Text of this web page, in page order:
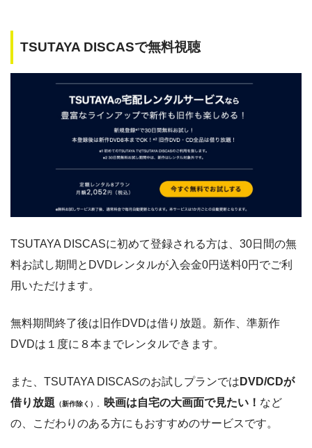
TSUTAYA DISCASで無料視聴
TSUTAYA DISCASに初めて登録される方は、30日間の無
料お試し期間とDVDレンタルが入会金0円送料0円でご利
用いただけます。
無料期間終了後は旧作DVDは借り放題。新作、準新作
DVDは１度に８本までレンタルできます。
また、TSUTAYA DISCASのお試しプランでは DVD/CDが
借り放題 （新作除く） 映画は自宅の大画面で見たい！ など
の、こだわりのある方にもおすすめのサービスです。